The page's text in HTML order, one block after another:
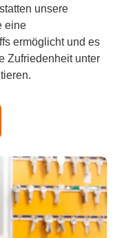
unsere
eine
ermöglicht und es
Zufriedenheit unter